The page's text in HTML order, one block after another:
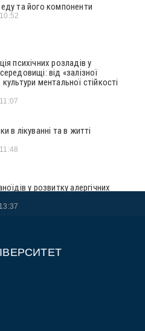
та його компоненти
10:52
психічних розладів у
від «залізної
ментальної стійкості
11:07
в лікуванні та в житті
11:48
у розвитку алергічних